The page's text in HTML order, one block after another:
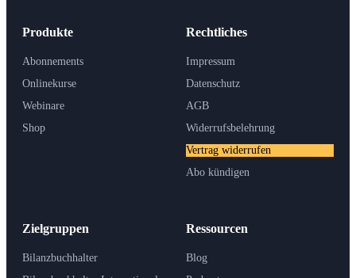
Produkte
Abonnements
Onlinekurse
Webinare
Shop
Zielgruppen
Bilanzbuchhalter
Ressourcen
Blog
Rechtliches
Impressum
Datenschutz
AGB
Widerrufsbelehrung
Vertrag widerrufen
Abo kündigen